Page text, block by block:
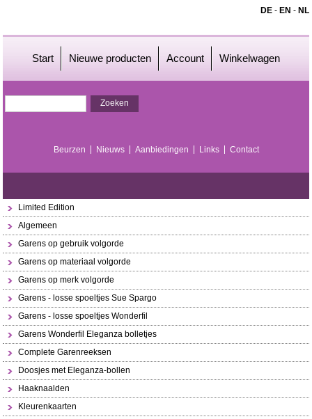
DE- EN - NL
Start Nieuwe producten Account Winkelwagen
Beurzen Nieuws Aanbiedingen Links Contact
Limited Edition
Algemeen
Garens op gebruik volgorde
Garens op materiaal volgorde
Garens op merk volgorde
Garens - losse spoeltjes Sue Spargo
Garens - losse spoeltjes Wonderfil
Garens Wonderfil Eleganza bolletjes
Complete Garenreeksen
Doosjes met Eleganza-bollen
Haaknaalden
Kleurenkaarten